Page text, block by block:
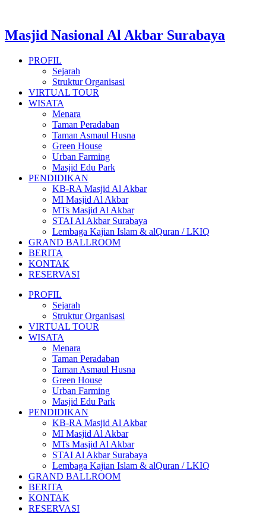
Masjid Nasional Al Akbar Surabaya
PROFIL
Sejarah
Struktur Organisasi
VIRTUAL TOUR
WISATA
Menara
Taman Peradaban
Taman Asmaul Husna
Green House
Urban Farming
Masjid Edu Park
PENDIDIKAN
KB-RA Masjid Al Akbar
MI Masjid Al Akbar
MTs Masjid Al Akbar
STAI Al Akbar Surabaya
Lembaga Kajian Islam & alQuran / LKIQ
GRAND BALLROOM
BERITA
KONTAK
RESERVASI
PROFIL
Sejarah
Struktur Organisasi
VIRTUAL TOUR
WISATA
Menara
Taman Peradaban
Taman Asmaul Husna
Green House
Urban Farming
Masjid Edu Park
PENDIDIKAN
KB-RA Masjid Al Akbar
MI Masjid Al Akbar
MTs Masjid Al Akbar
STAI Al Akbar Surabaya
Lembaga Kajian Islam & alQuran / LKIQ
GRAND BALLROOM
BERITA
KONTAK
RESERVASI